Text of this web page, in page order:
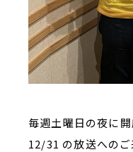
毎週土曜日の夜に開
12/31 の放送へのご